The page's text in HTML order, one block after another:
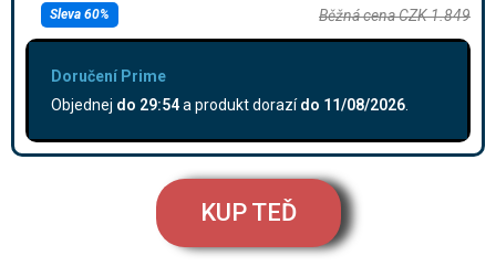
Sleva 60% Běžná cena CZK 1.849
Doručení Prime
Objednej do 29:53a produkt dorazí do 11/08/2026
KUP TEĎ